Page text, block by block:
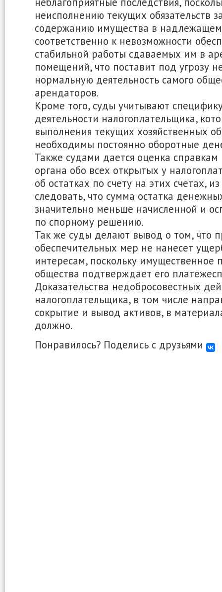
неисполнению текущих обязательств
содержанию имущества в надлежащем
соответственно к невозможности
стабильной работы сдаваемых им в
помещений, что поставит под угрозу
нормальную деятельность самого
арендаторов.
Кроме того, суды учитывают
деятельности налогоплательщика,
выполнения текущих хозяйственных
необходимы постоянно оборотные
Также судами дается оценка справкам
органа обо всех открытых у
об остатках по счету на этих счетах,
следовать, что сумма остатка
значительно меньше начисленной и
по спорному решению.
Так же суды делают вывод о том, что
обеспечительных мер не нанесет
интересам, поскольку имущественное
общества подтверждает его
Доказательства недобросовестных
налогоплательщика, в том числе
сокрытие и вывод активов, в
должно.
Понравилось? Поделись с друзьями